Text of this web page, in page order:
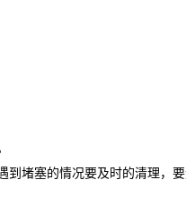
堵塞的情况要及时的清理，